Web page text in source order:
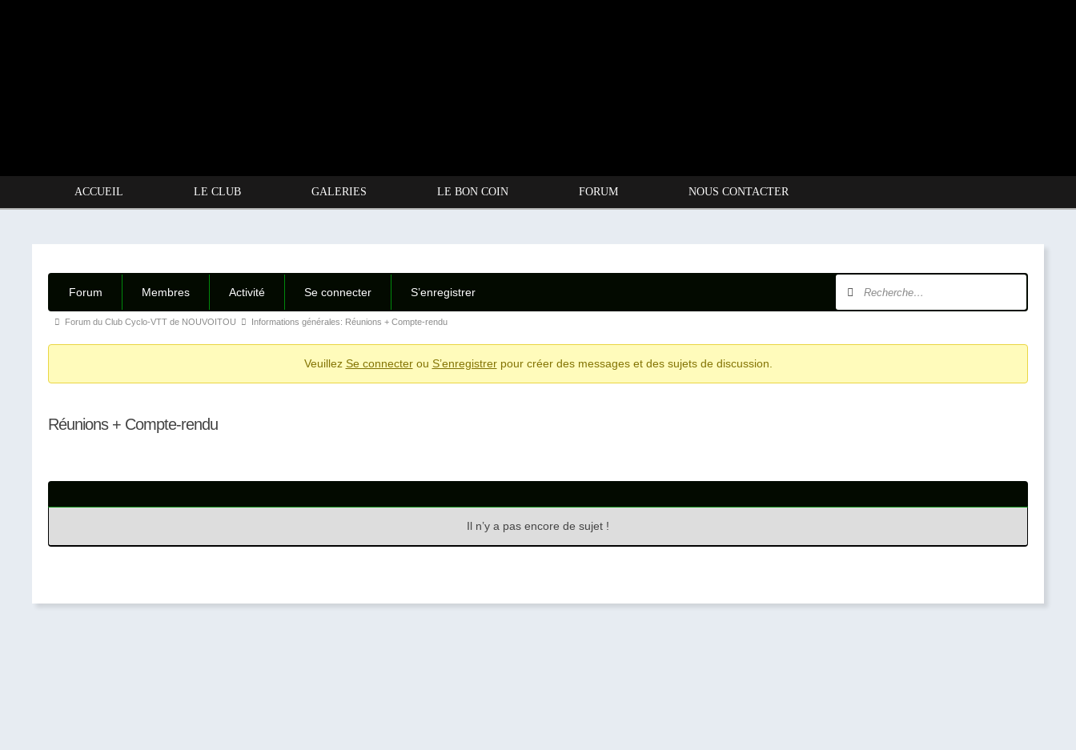
ACCUEIL LE CLUB GALERIES LE BON COIN FORUM NOUS CONTACTER
Forum Membres Activité Se connecter S’enregistrer
Fil
forum –
êtes
Forum du Club Cyclo-VTT de NOUVOITOU Informations générales: Réunions + Compte-rendu
Veuillez Se connecterou S’enregistrerpour créer des messages et des sujets de discussion.
Réunions + Compte-rendu
Il n’y a pas encore de sujet !